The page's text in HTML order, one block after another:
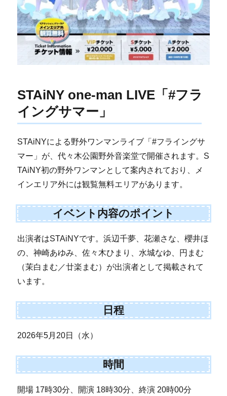
STAiNY one-man LIVE「#フラ
イングサマー」
STAiNYによる野外ワンマンライブ「#フライングサ
マー」が、代々木公園野外音楽堂で開催されます。S
TAiNY初の野外ワンマンとして案内されており、メ
インエリア外には観覧無料エリアがあります。
イベント内容のポイント
出演者はSTAiNYです。浜辺千夢、花瀬さな、櫻井ほ
の、神崎あゆみ、佐々木ひまり、水城なゆ、円まむ
（茉白まむ／廿楽まむ）が出演者として掲載されて
います。
日程
2026年5月20日（水）
時間
開場 17時30分、開演 18時30分、終演 20時00分